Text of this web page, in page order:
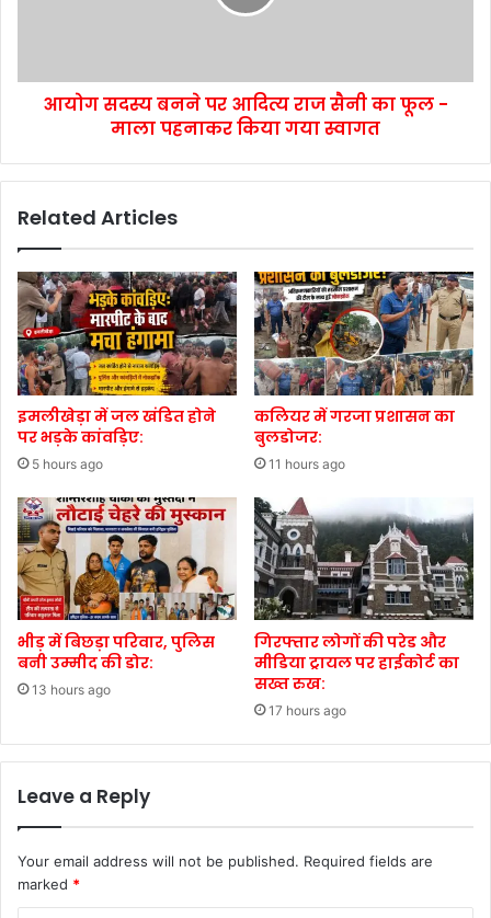
आयोग सदस्य बनने पर आदित्य राज सैनी का फूल -
माला पहनाकर किया गया स्वागत
Related Articles
इमलीखेड़ा में जल खंडित होने
पर भड़के कांवड़िए:
5 hours ago
कलियर में गरजा प्रशासन का
बुलडोजर:
11 hours ago
भीड़ में बिछड़ा परिवार, पुलिस
बनी उम्मीद की डोर:
13 hours ago
गिरफ्तार लोगों की परेड और
मीडिया ट्रायल पर हाईकोर्ट का
सख्त रुख:
17 hours ago
Leave a Reply
Your email address will not be published. Required fields are
marked *